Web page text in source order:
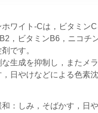
ワイト-Cは，ビタミン
，ビタミンB6，ニコチ
です。
な生成を抑制し，またメ
日やけなどによる色素
：しみ，そばかす，日